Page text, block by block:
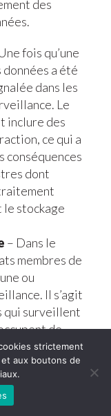
des
fois qu’une
a été
dans les
Le
inclure des
ce qui a
conséquences
dont
stockage
– Dans le
membres de
ou
Il s’agit
qui surveillent
de
des données.
marche à
données, ainsi
être
strictement
aux boutons de